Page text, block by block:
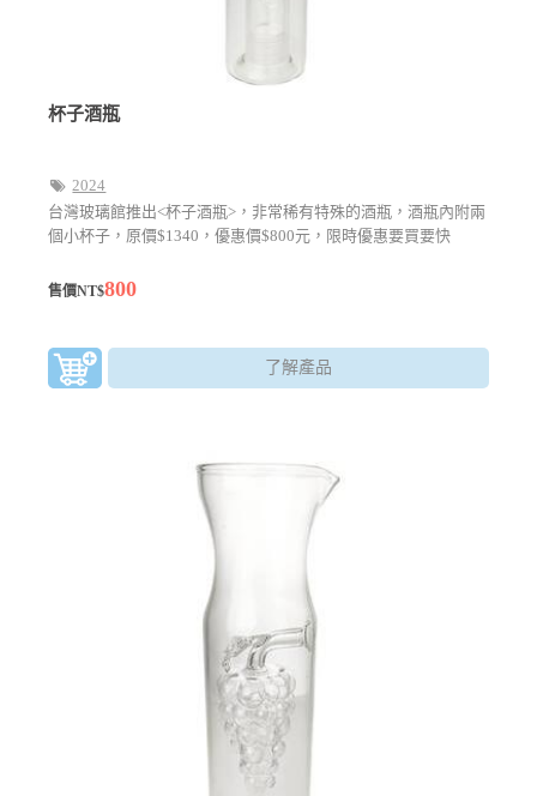
杯子酒瓶
2024
台灣玻璃館推出<杯子酒瓶>，非常稀有特殊的酒瓶，酒瓶內附兩
個小杯子，原價$1340，優惠價$800元，限時優惠要買要快
售價NT$800
了解產品